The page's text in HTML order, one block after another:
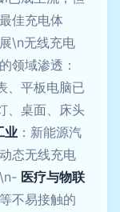
佳充电体
\n无线充电
领域渗透：
、平板电脑已
、桌面、床头
业 ：新能源汽
态无线充电
医疗与物联
不易接触的